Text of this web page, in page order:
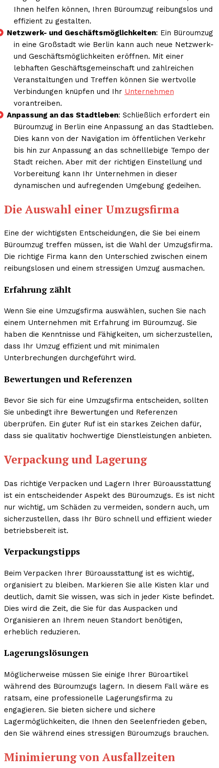
Ihnen helfen können, Ihren Büroumzug reibungslos und
effizient zu gestalten.
Netzwerk- und Geschäftsmöglichkeiten: Ein Büroumzug
in eine Großstadt wie Berlin kann auch neue Netzwerk-
und Geschäftsmöglichkeiten eröffnen. Mit einer
lebhaften Geschäftsgemeinschaft und zahlreichen
Veranstaltungen und Treffen können Sie wertvolle
Verbindungen knüpfen und Ihr Unternehmen
vorantreiben.
Anpassung an das Stadtleben: Schließlich erfordert ein
Büroumzug in Berlin eine Anpassung an das Stadtleben.
Dies kann von der Navigation im öffentlichen Verkehr
bis hin zur Anpassung an das schnelllebige Tempo der
Stadt reichen. Aber mit der richtigen Einstellung und
Vorbereitung kann Ihr Unternehmen in dieser
dynamischen und aufregenden Umgebung gedeihen.
Die Auswahl einer Umzugsfirma
Eine der wichtigsten Entscheidungen, die Sie bei einem
Büroumzug treffen müssen, ist die Wahl der Umzugsfirma.
Die richtige Firma kann den Unterschied zwischen einem
reibungslosen und einem stressigen Umzug ausmachen.
Erfahrung zählt
Wenn Sie eine Umzugsfirma auswählen, suchen Sie nach
einem Unternehmen mit Erfahrung im Büroumzug. Sie
haben die Kenntnisse und Fähigkeiten, um sicherzustellen,
dass Ihr Umzug effizient und mit minimalen
Unterbrechungen durchgeführt wird.
Bewertungen und Referenzen
Bevor Sie sich für eine Umzugsfirma entscheiden, sollten
Sie unbedingt ihre Bewertungen und Referenzen
überprüfen. Ein guter Ruf ist ein starkes Zeichen dafür,
dass sie qualitativ hochwertige Dienstleistungen anbieten.
Verpackung und Lagerung
Das richtige Verpacken und Lagern Ihrer Büroausstattung
ist ein entscheidender Aspekt des Büroumzugs. Es ist nicht
nur wichtig, um Schäden zu vermeiden, sondern auch, um
sicherzustellen, dass Ihr Büro schnell und effizient wieder
betriebsbereit ist.
Verpackungstipps
Beim Verpacken Ihrer Büroausstattung ist es wichtig,
organisiert zu bleiben. Markieren Sie alle Kisten klar und
deutlich, damit Sie wissen, was sich in jeder Kiste befindet.
Dies wird die Zeit, die Sie für das Auspacken und
Organisieren an Ihrem neuen Standort benötigen,
erheblich reduzieren.
Lagerungslösungen
Möglicherweise müssen Sie einige Ihrer Büroartikel
während des Büroumzugs lagern. In diesem Fall wäre es
ratsam, eine professionelle Lagerungsfirma zu
engagieren. Sie bieten sichere und sichere
Lagermöglichkeiten, die Ihnen den Seelenfrieden geben,
den Sie während eines stressigen Büroumzugs brauchen.
Minimierung von Ausfallzeiten